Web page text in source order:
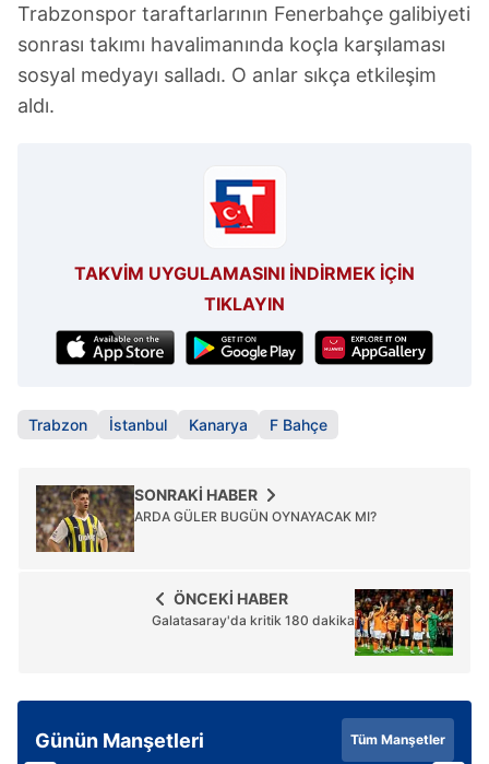
Trabzonspor taraftarlarının Fenerbahçe galibiyeti
sonrası takımı havalimanında koçla karşılaması
sosyal medyayı salladı. O anlar sıkça etkileşim
aldı.
TAKVİM UYGULAMASINI İNDİRMEK İÇİN
TIKLAYIN
Trabzon İstanbul Kanarya F Bahçe
SONRAKİ HABER
ARDA GÜLER BUGÜN OYNAYACAK MI?
ÖNCEKİ HABER
Galatasaray'da kritik 180 dakika
Günün Manşetleri Tüm Manşetler